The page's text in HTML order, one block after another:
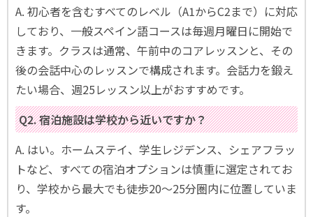
A. 初心者を含むすべてのレベル（A1からC2まで）に対応
しており、一般スペイン語コースは毎週月曜日に開始で
きます。クラスは通常、午前中のコアレッスンと、その
後の会話中心のレッスンで構成されます。会話力を鍛え
たい場合、週25レッスン以上がおすすめです。
Q2. 宿泊施設は学校から近いですか？
A. はい。ホームステイ、学生レジデンス、シェアフラッ
トなど、すべての宿泊オプションは慎重に選定されてお
り、学校から最大でも徒歩20〜25分圏内に位置していま
す。